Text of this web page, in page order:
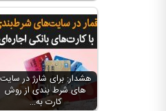
هشدار: برای شارژ در سایت
های شرط بندی از روش
کارت به…